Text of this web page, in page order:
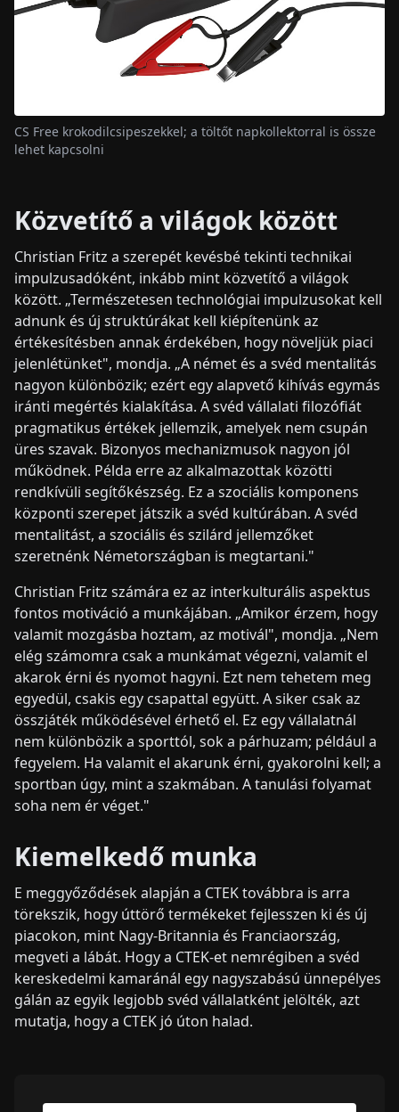
CS Free krokodilcsipeszekkel; a töltőt napkollektorral is össze
lehet kapcsolni
Közvetítő a világok között
Christian Fritz a szerepét kevésbé tekinti technikai
impulzusadóként, inkább mint közvetítő a világok
között. „Természetesen technológiai impulzusokat kell
adnunk és új struktúrákat kell kiépítenünk az
értékesítésben annak érdekében, hogy növeljük piaci
jelenlétünket", mondja. „A német és a svéd mentalitás
nagyon különbözik; ezért egy alapvető kihívás egymás
iránti megértés kialakítása. A svéd vállalati filozófiát
pragmatikus értékek jellemzik, amelyek nem csupán
üres szavak. Bizonyos mechanizmusok nagyon jól
működnek. Példa erre az alkalmazottak közötti
rendkívüli segítőkészség. Ez a szociális komponens
központi szerepet játszik a svéd kultúrában. A svéd
mentalitást, a szociális és szilárd jellemzőket
szeretnénk Németországban is megtartani."
Christian Fritz számára ez az interkulturális aspektus
fontos motiváció a munkájában. „Amikor érzem, hogy
valamit mozgásba hoztam, az motivál", mondja. „Nem
elég számomra csak a munkámat végezni, valamit el
akarok érni és nyomot hagyni. Ezt nem tehetem meg
egyedül, csakis egy csapattal együtt. A siker csak az
összjáték működésével érhető el. Ez egy vállalatnál
nem különbözik a sporttól, sok a párhuzam; például a
fegyelem. Ha valamit el akarunk érni, gyakorolni kell; a
sportban úgy, mint a szakmában. A tanulási folyamat
soha nem ér véget."
Kiemelkedő munka
E meggyőződések alapján a CTEK továbbra is arra
törekszik, hogy úttörő termékeket fejlesszen ki és új
piacokon, mint Nagy-Britannia és Franciaország,
megveti a lábát. Hogy a CTEK-et nemrégiben a svéd
kereskedelmi kamaránál egy nagyszabású ünnepélyes
gálán az egyik legjobb svéd vállalatként jelölték, azt
mutatja, hogy a CTEK jó úton halad.